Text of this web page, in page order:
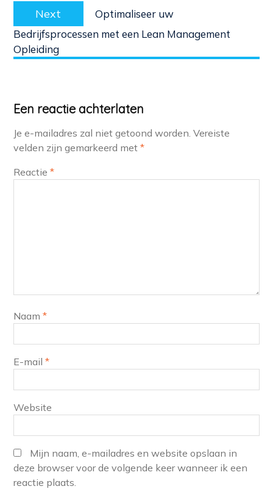
Next
post:
Optimaliseer uw
Bedrijfsprocessen met een Lean Management
Opleiding
Een reactie achterlaten
Je e-mailadres zal niet getoond worden. Vereiste
velden zijn gemarkeerd met *
Reactie *
Naam *
E-mail *
Website
Mijn naam, e-mailadres en website opslaan in
deze browser voor de volgende keer wanneer ik een
reactie plaats.